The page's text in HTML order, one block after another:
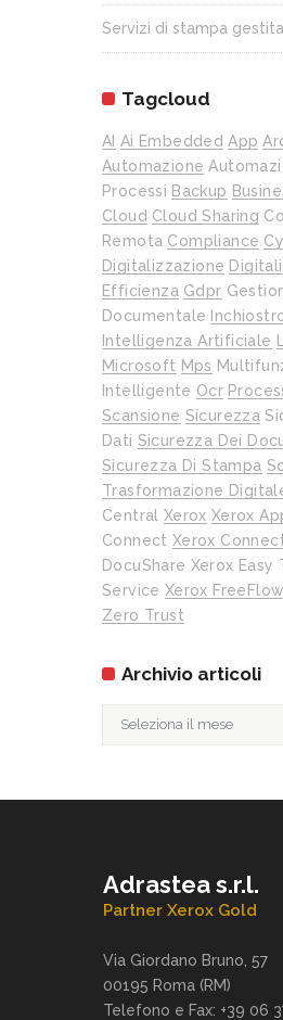
Servizi di stampa gestita
Tagcloud
AI Ai Embedded App
Automazione
Processi Backup
Cloud Cloud Sharing
Remota Compliance
Digitalizzazione
Efficienza Gdpr
Documentale
Intelligenza Artificiale
Microsoft Mps
Intelligente Ocr
Scansione Sicurezza
Dati Sicurezza Dei
Sicurezza Di Stampa
Trasformazione
Central Xerox Xerox
Connect Xerox
DocuShare Xerox Easy
Service Xerox FreeFlow
Zero Trust
Archivio articoli
Archivio
Adrastea s.r.l.
Partner Xerox Gold
Via Giordano Bruno, 57
00195 Roma (RM)
Telefono e Fax: +39 06